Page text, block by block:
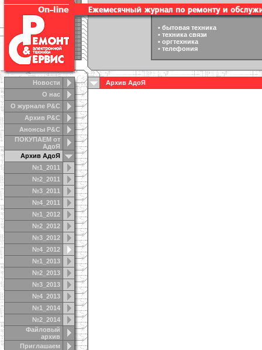
Новости
О нас
О журнале Р&С
Архив Р&С
Анонсы Р&C
ПОКУПАЕМ от
АдоЯ
Архив АдоЯ
№1_2011
№2_2011
№3_2011
№4_2011
№1_2012
№2_2012
№3_2012
№4_2012
№1_2013
№2_2013
№3_2013
№4_2013
№1_2014
№2_2014
Файловый
архив
Приглашаем
• бытовая техника
• техника связи
• оргтехника
• телефония
Архив АдоЯ